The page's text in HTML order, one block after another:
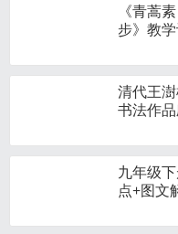
《青蒿
步》教
清代王
书法作
九年级
点+图文